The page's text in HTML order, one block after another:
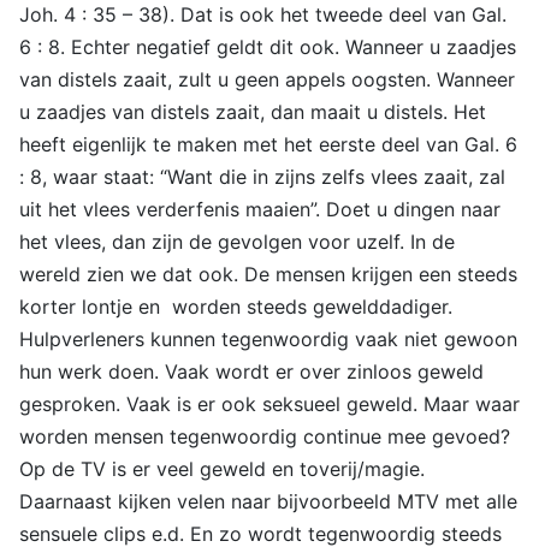
Joh. 4 : 35 – 38). Dat is ook het tweede deel van Gal.
6 : 8. Echter negatief geldt dit ook. Wanneer u zaadjes
van distels zaait, zult u geen appels oogsten. Wanneer
u zaadjes van distels zaait, dan maait u distels. Het
heeft eigenlijk te maken met het eerste deel van Gal. 6
: 8, waar staat: “Want die in zijns zelfs vlees zaait, zal
uit het vlees verderfenis maaien”. Doet u dingen naar
het vlees, dan zijn de gevolgen voor uzelf. In de
wereld zien we dat ook. De mensen krijgen een steeds
korter lontje en worden steeds gewelddadiger.
Hulpverleners kunnen tegenwoordig vaak niet gewoon
hun werk doen. Vaak wordt er over zinloos geweld
gesproken. Vaak is er ook seksueel geweld. Maar waar
worden mensen tegenwoordig continue mee gevoed?
Op de TV is er veel geweld en toverij/magie.
Daarnaast kijken velen naar bijvoorbeeld MTV met alle
sensuele clips e.d. En zo wordt tegenwoordig steeds